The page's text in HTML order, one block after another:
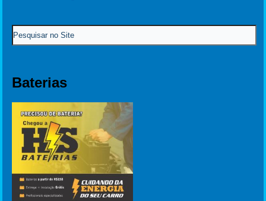
Baterias